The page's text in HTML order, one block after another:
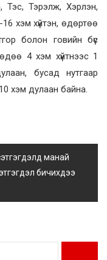
Тэс, Тэрэлж, Хэрлэн,
хэм хүйтэн, өдөртөө
болон говийн бүс
4 хэм хүйтнээс 1
бусад нутгаар
хэм дулаан байна.
манай
бичихдээ